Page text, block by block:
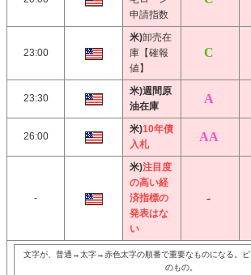
申請指数
23:00
米)卸売在
庫【確報
値】
23:30
米)週間原
油在庫
26:00
米)10年債
入札
-
米)注目度
の高い経
済指標の
発表はな
い
文字が、普通→太字→赤色太字の順番で重要なものになる。ピ
のもの。